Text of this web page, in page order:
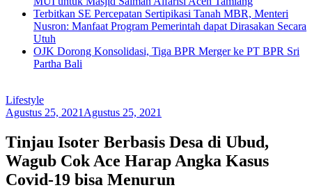
Terbitkan SE Percepatan Sertipikasi Tanah MBR, Menteri
Nusron: Manfaat Program Pemerintah dapat Dirasakan Secara
Utuh
OJK Dorong Konsolidasi, Tiga BPR Merger ke PT BPR Sri
Partha Bali
Lifestyle
Agustus 25, 2021Agustus 25, 2021
Tinjau Isoter Berbasis Desa di Ubud,
Wagub Cok Ace Harap Angka Kasus
Covid-19 bisa Menurun